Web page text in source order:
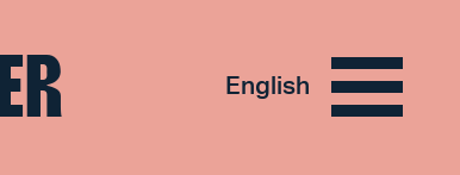
English